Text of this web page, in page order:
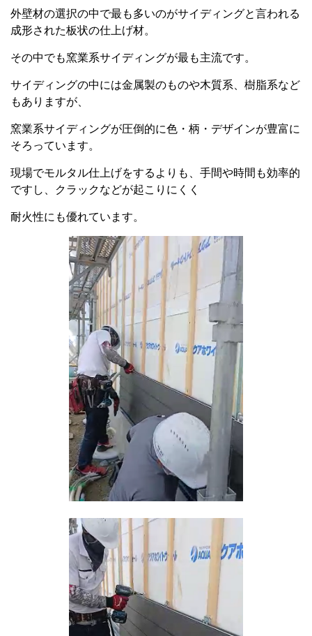
外壁材の選択の中で最も多いのがサイディングと言われる
成形された板状の仕上げ材。
その中でも窯業系サイディングが最も主流です。
サイディングの中には金属製のものや木質系、樹脂系など
もありますが、
窯業系サイディングが圧倒的に色・柄・デザインが豊富に
そろっています。
現場でモルタル仕上げをするよりも、手間や時間も効率的
ですし、クラックなどが起こりにくく
耐火性にも優れています。